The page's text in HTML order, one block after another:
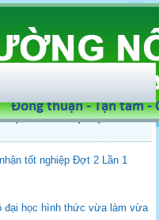
học và sau đại học năm
tốt nghiệp Đợt 2 Lần 1
đại học hình thức vừa làm vừa